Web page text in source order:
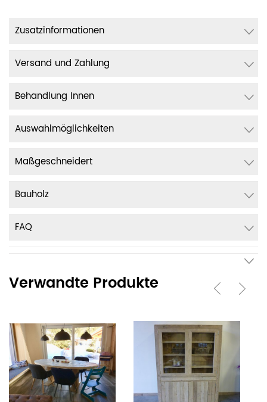
Zusatzinformationen
Versand und Zahlung
Behandlung Innen
Auswahlmöglichkeiten
Maßgeschneidert
Bauholz
FAQ
Verwandte Produkte